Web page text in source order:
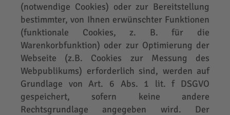
(notwendige Cookies) oder zur Bereitstellung
bestimmter, von Ihnen erwünschter Funktionen
(funktionale Cookies, z. B. für die
Warenkorbfunktion) oder zur Optimierung der
Webseite (z.B. Cookies zur Messung des
Webpublikums) erforderlich sind, werden auf
Grundlage von Art. 6 Abs. 1 lit. f DSGVO
gespeichert, sofern keine andere
Rechtsgrundlage angegeben wird. Der